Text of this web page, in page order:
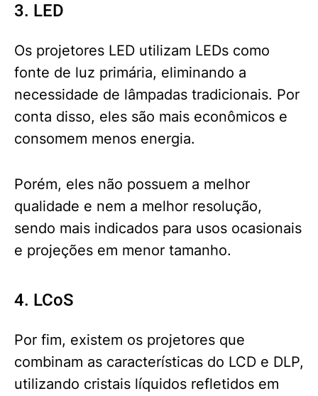
3. LED
Os projetores LED utilizam LEDs como
fonte de luz primária, eliminando a
necessidade de lâmpadas tradicionais. Por
conta disso, eles são mais econômicos e
consomem menos energia.
Porém, eles não possuem a melhor
qualidade e nem a melhor resolução,
sendo mais indicados para usos ocasionais
e projeções em menor tamanho.
4. LCoS
Por fim, existem os projetores que
combinam as características do LCD e DLP,
utilizando cristais líquidos refletidos em